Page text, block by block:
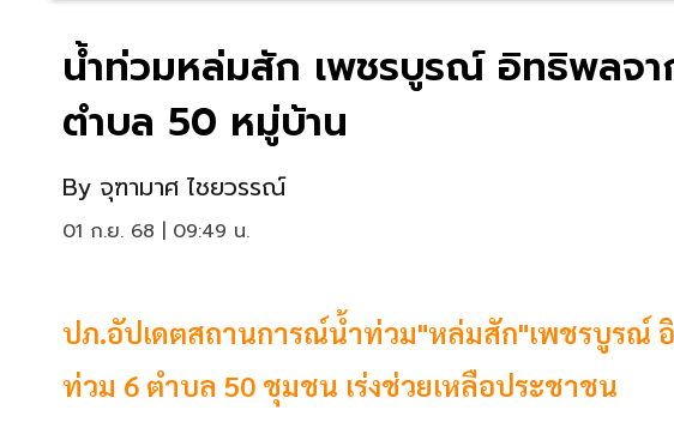
น้ำท่วมหล่มสัก เพชรบูรณ์ อิทธิพลจ
ตำบล 50 หมู่บ้าน
By จุฑามาศ ไชยวรรณ์
01 ก.ย. 68 | 09:49 น.
ปภ.อัปเดตสถานการณ์น้ำท่วม"หล่มสัก"เพชรบูรณ์
ท่วม 6 ตำบล 50 ชุมชน เร่งช่วยเหลือประชาชน